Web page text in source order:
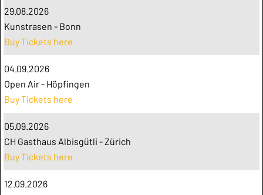
29.08.2026
Kunstrasen - Bonn
Buy Tickets here
04.09.2026
Open Air - Höpfingen
Buy Tickets here
05.09.2026
CH Gasthaus Albisgütli - Zürich
Buy Tickets here
12.09.2026